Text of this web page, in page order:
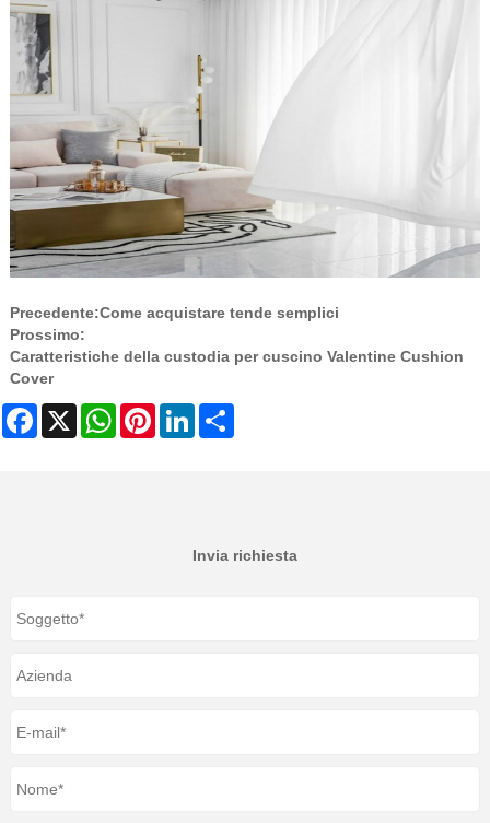
Precedente:Come acquistare tende semplici
Prossimo:
Caratteristiche della custodia per cuscino Valentine Cushion
Cover
Facebook
X WhatsAppPinterestLinkedIn
Invia richiesta